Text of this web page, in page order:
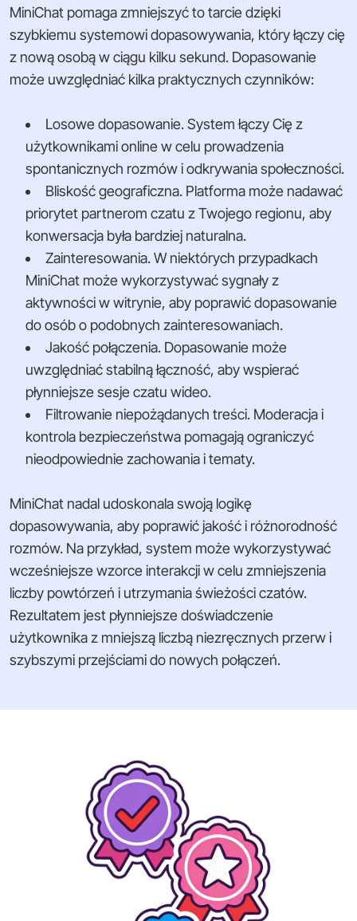
MiniChat pomaga zmniejszyć to tarcie dzięki
szybkiemu systemowi dopasowywania, który łączy cię
z nową osobą w ciągu kilku sekund. Dopasowanie
może uwzględniać kilka praktycznych czynników:
Losowe dopasowanie. System łączy Cię z
użytkownikami online w celu prowadzenia
spontanicznych rozmów i odkrywania społeczności.
Bliskość geograficzna. Platforma może nadawać
priorytet partnerom czatu z Twojego regionu, aby
konwersacja była bardziej naturalna.
Zainteresowania. W niektórych przypadkach
MiniChat może wykorzystywać sygnały z
aktywności w witrynie, aby poprawić dopasowanie
do osób o podobnych zainteresowaniach.
Jakość połączenia. Dopasowanie może
uwzględniać stabilną łączność, aby wspierać
płynniejsze sesje czatu wideo.
Filtrowanie niepożądanych treści. Moderacja i
kontrola bezpieczeństwa pomagają ograniczyć
nieodpowiednie zachowania i tematy.
MiniChat nadal udoskonala swoją logikę
dopasowywania, aby poprawić jakość i różnorodność
rozmów. Na przykład, system może wykorzystywać
wcześniejsze wzorce interakcji w celu zmniejszenia
liczby powtórzeń i utrzymania świeżości czatów.
Rezultatem jest płynniejsze doświadczenie
użytkownika z mniejszą liczbą niezręcznych przerw i
szybszymi przejściami do nowych połączeń.